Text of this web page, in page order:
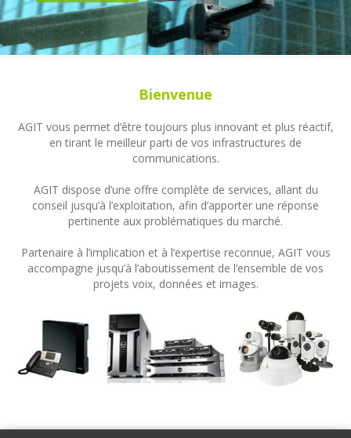
Bienvenue
AGIT vous permet d’être toujours plus innovant et plus réactif,
en tirant le meilleur parti de vos infrastructures de
communications.
AGIT dispose d’une offre complète de services, allant du
conseil jusqu’à l’exploitation, afin d’apporter une réponse
pertinente aux problématiques du marché.
Partenaire à l’implication et à l’expertise reconnue, AGIT vous
accompagne jusqu’à l’aboutissement de l’ensemble de vos
projets voix, données et images.